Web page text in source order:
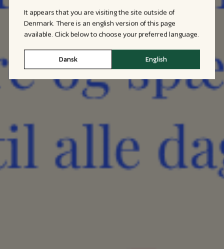
It appears that you are visiting the site outside of
Denmark. There is an english version of this page
available. Click below to choose your preferred language.
Dansk English